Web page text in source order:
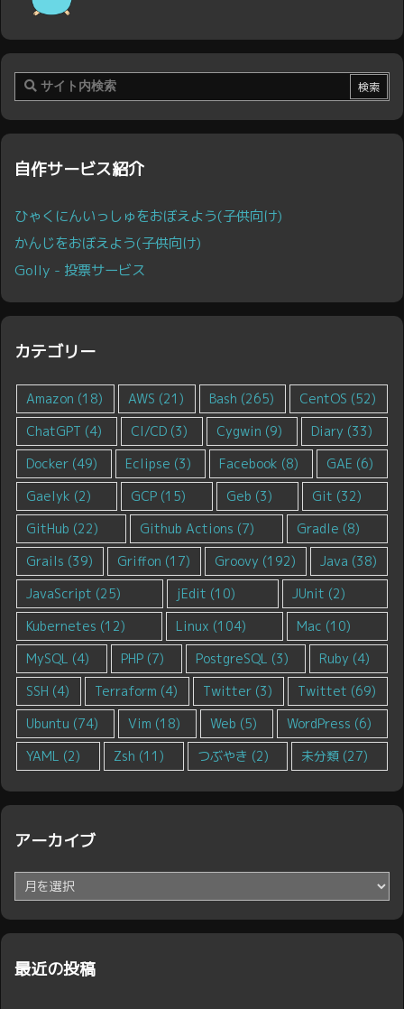
自作サービス紹介
ひゃくにんいっしゅをおぼえよう(子供向け)
かんじをおぼえよう(子供向け)
Golly - 投票サービス
カテゴリー
Amazon (18) AWS (21) Bash (265) CentOS (52)
ChatGPT (4) CI/CD (3) Cygwin (9) Diary (33)
Docker (49) Eclipse (3) Facebook (8) GAE (6)
Gaelyk (2) GCP (15) Geb (3) Git (32)
GitHub (22) Github Actions (7) Gradle (8)
Grails (39) Griffon (17) Groovy (192) Java (38)
JavaScript (25) jEdit (10) JUnit (2)
Kubernetes (12) Linux (104) Mac (10)
MySQL (4) PHP(7) PostgreSQL (3) Ruby (4)
SSH (4) Terraform (4) Twitter (3) Twittet (69)
Ubuntu (74) Vim (18) Web (5) WordPress (6)
YAML (2) Zsh (11) つぶやき (2) 未分類 (27)
アーカイブ
ー
カ
イ
最近の投稿